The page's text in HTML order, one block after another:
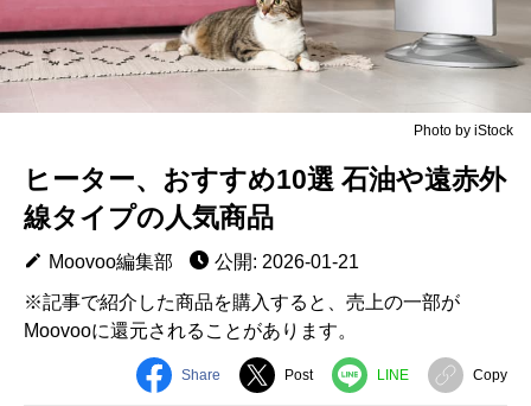
Photo by iStock
ヒーター、おすすめ10選 石油や遠赤外
線タイプの人気商品
Moovoo編集部
公開: 2026-01-21
※記事で紹介した商品を購入すると、売上の一部が
Moovooに還元されることがあります。
Share Post LINE Copy